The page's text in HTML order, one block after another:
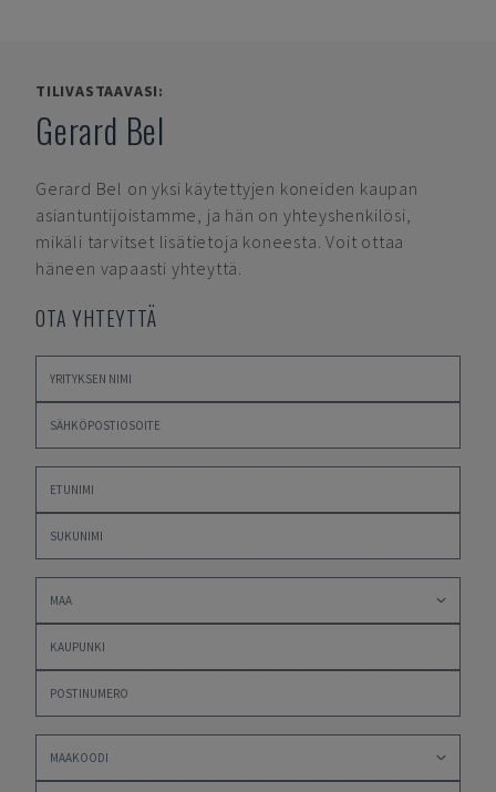
TILIVASTAAVASI:
Gerard Bel
Gerard Bel on yksi käytettyjen koneiden kaupan
asiantuntijoistamme, ja hän on yhteyshenkilösi,
mikäli tarvitset lisätietoja koneesta. Voit ottaa
häneen vapaasti yhteyttä.
OTA YHTEYTTÄ